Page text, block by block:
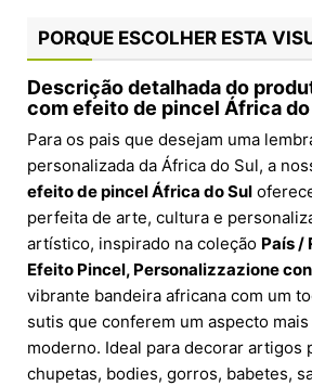
PORQUE ESCOLHER ESTA
Descrição detalhada do
com efeito de pincel África do
Para os pais que desejam uma
personalizada da África do Sul, a
efeito de pincel África do Sul
perfeita de arte, cultura e
artístico, inspirado na coleção País /
Efeito Pincel, Personalizzazione
vibrante bandeira africana com um
sutis que conferem um aspecto
moderno. Ideal para decorar artigos
chupetas, bodies, gorros, babetes,